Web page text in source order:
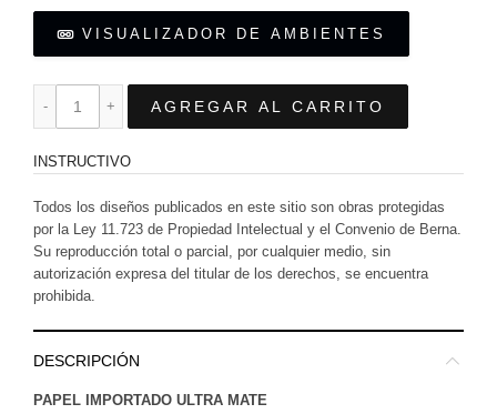
VISUALIZADOR DE AMBIENTES
AGREGAR AL CARRITO
INSTRUCTIVO
Todos los diseños publicados en este sitio son obras protegidas
por la Ley 11.723 de Propiedad Intelectual y el Convenio de Berna.
Su reproducción total o parcial, por cualquier medio, sin
autorización expresa del titular de los derechos, se encuentra
prohibida.
DESCRIPCIÓN
PAPEL IMPORTADO ULTRA MATE